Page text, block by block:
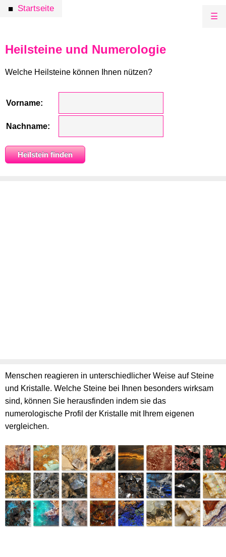
■ Startseite
☰
Heilsteine und Numerologie
Welche Heilsteine können Ihnen nützen?
Vorname:
Nachname:
Menschen reagieren in unterschiedlicher Weise auf Steine
und Kristalle. Welche Steine bei Ihnen besonders wirksam
sind, können Sie herausfinden indem sie das
numerologische Profil der Kristalle mit Ihrem eigenen
vergleichen.